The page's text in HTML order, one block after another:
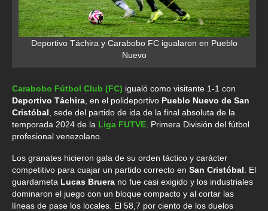
Deportivo Táchira y Carabobo FC igualaron en Pueblo
Nuevo
Carabobo Fútbol Club (FC) igualó como visitante 1-1 con
Deportivo Táchira , en el polideportivo Pueblo Nuevo de San
Cristóbal , sede del partido de ida de la final absoluta de la
temporada 2024 de la Liga FUTVE Primera División del fútbol
profesional venezolano.
Los granates hicieron gala de su orden táctico y carácter
competitivo para cuajar un partido correcto en San Cristóbal . El
guardameta Lucas Bruera no fue casi exigido y los industriales
dominaron el juego con un bloque compacto y al cortar las
líneas de pase los locales. El 58,7 por ciento de los duelos